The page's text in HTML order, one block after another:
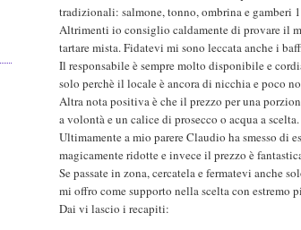
tradizionali: salmone, tonno, ombrina e gamberi
Altrimenti io consiglio caldamente di provare il
tartare mista. Fidatevi mi sono leccata anche i
Il responsabile è sempre molto disponibile e
solo perchè il locale è ancora di nicchia e poco
Altra nota positiva è che il prezzo per una
a volontà e un calice di prosecco o acqua a scelta.
Ultimamente a mio parere Claudio ha smesso di
magicamente ridotte e invece il prezzo è
Se passate in zona, cercatela e fermatevi anche
mi offro come supporto nella scelta con estremo
Dai vi lascio i recapiti: